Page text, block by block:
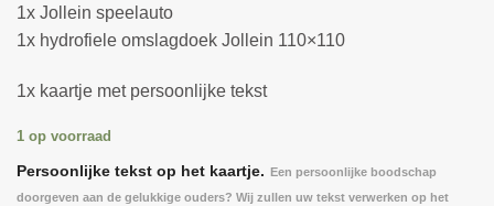
1x Jollein speelauto
1x hydrofiele omslagdoek Jollein 110×110
1x kaartje met persoonlijke tekst
1 op voorraad
Persoonlijke tekst op het kaartje.
Een persoonlijke boodschap
doorgeven aan de gelukkige ouders? Wij zullen uw tekst verwerken op het